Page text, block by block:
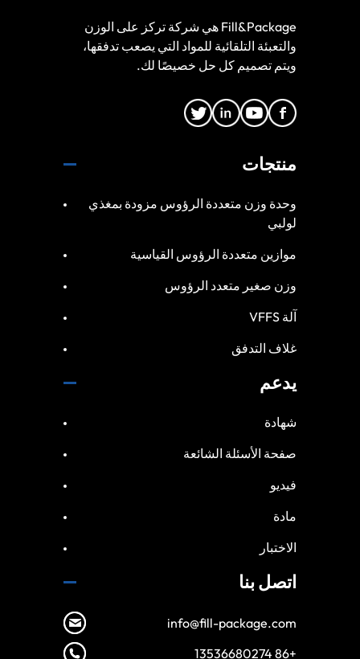
Fill&Package هي شركة تركز على الوزن
والتعبئة التلقائية للمواد التي يصعب تدفقها،
ويتم تصميم كل حل خصيصًا لك.
منتجات
وحدة وزن متعددة الرؤوس مزودة بمغذي
لولبي
موازين متعددة الرؤوس القياسية
وزن صغير متعدد الرؤوس
آلة VFFS
غلاف التدفق
يدعم
شهادة
صفحة الأسئلة الشائعة
فيديو
مادة
الاختبار
اتصل بنا
info@fill-package.com
+86 13536680274